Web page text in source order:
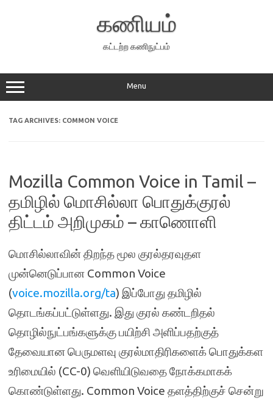
கணியம்
கட்டற்ற கணிநுட்பம்
Menu
TAG ARCHIVES: COMMON VOICE
Mozilla Common Voice in Tamil –
தமிழில் மொசில்லா பொதுக்குரல்
திட்டம் அறிமுகம் – காணொளி
மொசில்லாவின் திறந்த மூல குரல்தரவுதள
முன்னெடுப்பான Common Voice
(voice.mozilla.org/ta) இப்போது தமிழில்
தொடங்கப்பட்டுள்ளது. இது குரல் கண்டறிதல்
தொழில்நுட்பங்களுக்கு பயிற்சி அளிப்பதற்குத்
தேவையான பெருமளவு குரல்மாதிரிகளைக் பொதுக்கள
உரிமையில் (CC-0) வெளியிடுவதை நோக்கமாகக்
கொண்டுள்ளது. Common Voice தளத்திற்குச் சென்று